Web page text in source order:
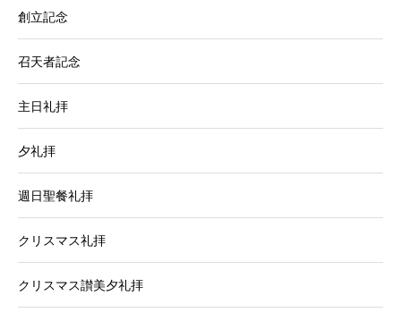
創立記念
召天者記念
主日礼拝
夕礼拝
週日聖餐礼拝
クリスマス礼拝
クリスマス讃美夕礼拝